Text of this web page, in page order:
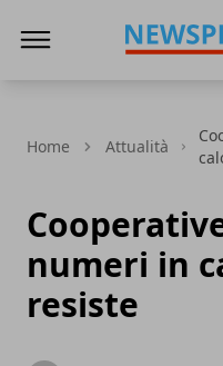
Home Attualità
numeri in
resiste